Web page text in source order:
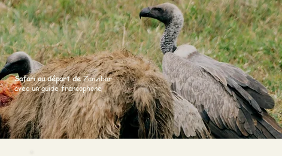
Safari au départ deZanzibar
avec un guide francophone